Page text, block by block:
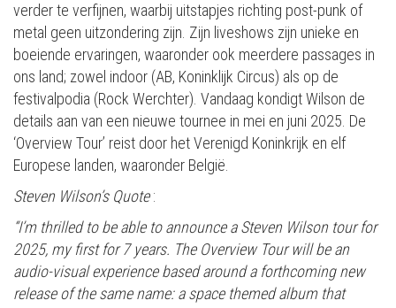
verder te verfijnen, waarbij uitstapjes richting post-punk of
metal geen uitzondering zijn. Zijn liveshows zijn unieke en
boeiende ervaringen, waaronder ook meerdere passages in
ons land; zowel indoor (AB, Koninklijk Circus) als op de
festivalpodia (Rock Werchter). Vandaag kondigt Wilson de
details aan van een nieuwe tournee in mei en juni 2025. De
‘Overview Tour’ reist door het Verenigd Koninkrijk en elf
Europese landen, waaronder België.
Steven Wilson’s Quote:
“I’m thrilled to be able to announce a Steven Wilson tour for
2025, my first for 7 years. The Overview Tour will be an
audio-visual experience based around a forthcoming new
release of the same name: a space themed album that